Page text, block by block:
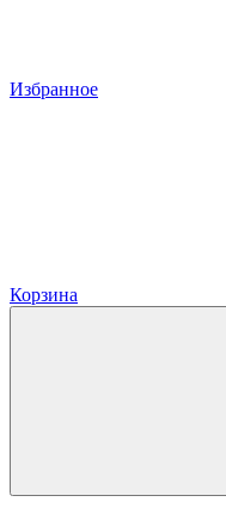
Избранное
Корзина